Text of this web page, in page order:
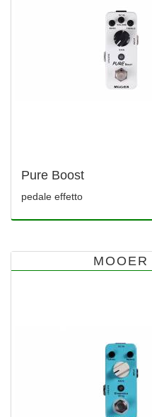
Pure Boost
pedale effetto
MOOER